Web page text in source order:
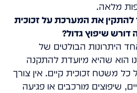
מלאה.
את המערכת על זכוכית
דורש שיפוץ גדול?
היתרונות הבולטים של
הוא שהיא מיועדת להתקנה
משטח זכוכית קיים. אין צורך
שיפוצים מורכבים או פגיעה